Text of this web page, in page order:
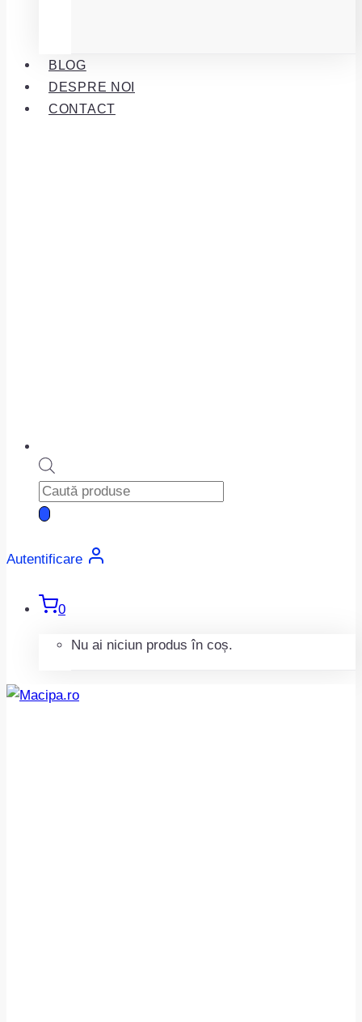
BLOG
DESPRE NOI
CONTACT
Products
search
Autentificare
0
Nu ai niciun produs în coș.